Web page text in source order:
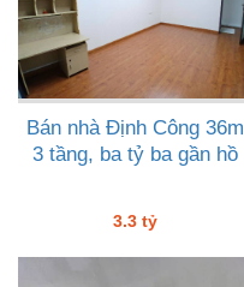
Bán nhà Định Công 36m
3 tầng, ba tỷ ba gần hồ
3.3 tỷ